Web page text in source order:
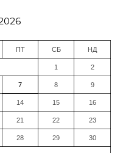
ПТ СБ НД
1 2
7 8 9
14 15 16
21 22 23
28 29 30